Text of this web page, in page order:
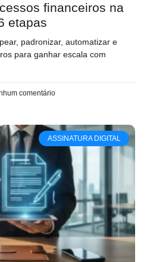
financeiros na
etapas
padronizar, automatizar e
para ganhar escala com
comentário
ASSINATURA DIGITAL